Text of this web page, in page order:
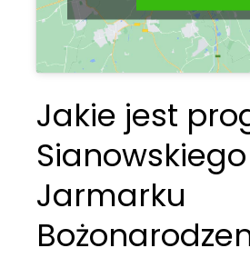
Jakie jest
Sianowskiego
Jarmarku